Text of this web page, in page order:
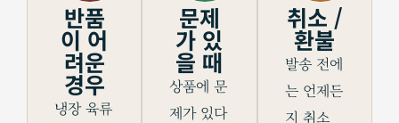
반품
이 어
려운
경우
냉장 육류
문제
가 있
을 때
상품에 문
제가 있다
취소 /
환불
발송 전에
는 언제든
지 취소